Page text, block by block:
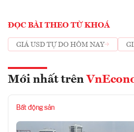
ĐỌC BÀI THEO TỪ KHOÁ
GIÁ USD TỰ DO HÔM NAY
Mới nhất trên
Bất động sản